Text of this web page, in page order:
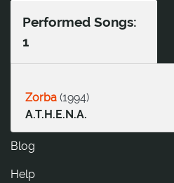
Performed Songs:
1
Zorba (1994)
A.T.H.E.N.A.
Blog
Help